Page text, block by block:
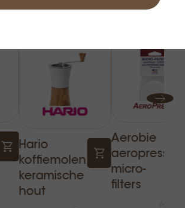
producten
Hario
koffiemolen
keramische
hout
Aerobie
aeropress
micro-
filters